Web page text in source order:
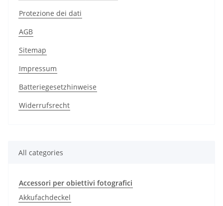
Protezione dei dati
AGB
Sitemap
Impressum
Batteriegesetzhinweise
Widerrufsrecht
All categories
Accessori per obiettivi fotografici
Akkufachdeckel